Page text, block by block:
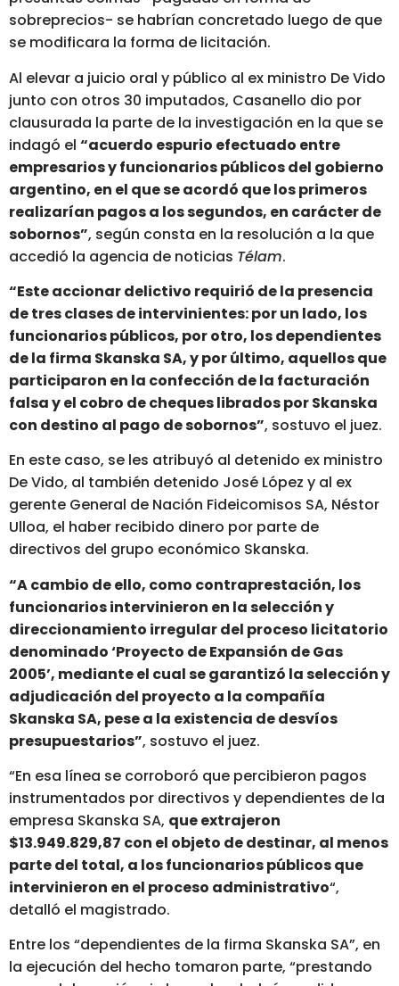
sobreprecios- se habrían concretado luego de que
se modificara la forma de licitación.
Al elevar a juicio oral y público al ex ministro De Vido
junto con otros 30 imputados, Casanello dio por
clausurada la parte de la investigación en la que se
indagó el “acuerdo espurio efectuado entre
empresarios y funcionarios públicos del gobierno
argentino, en el que se acordó que los primeros
realizarían pagos a los segundos, en carácter de
sobornos”, según consta en la resolución a la que
accedió la agencia de noticias Télam.
“Este accionar delictivo requirió de la presencia
de tres clases de intervinientes: por un lado, los
funcionarios públicos, por otro, los dependientes
de la firma Skanska SA, y por último, aquellos que
participaron en la confección de la facturación
falsa y el cobro de cheques librados por Skanska
con destino al pago de sobornos”, sostuvo el juez.
En este caso, se les atribuyó al detenido ex ministro
De Vido, al también detenido José López y al ex
gerente General de Nación Fideicomisos SA, Néstor
Ulloa, el haber recibido dinero por parte de
directivos del grupo económico Skanska.
“A cambio de ello, como contraprestación, los
funcionarios intervinieron en la selección y
direccionamiento irregular del proceso licitatorio
denominado ‘Proyecto de Expansión de Gas
2005’, mediante el cual se garantizó la selección y
adjudicación del proyecto a la compañía
Skanska SA, pese a la existencia de desvíos
presupuestarios”, sostuvo el juez.
“En esa línea se corroboró que percibieron pagos
instrumentados por directivos y dependientes de la
empresa Skanska SA, que extrajeron
$13.949.829,87 con el objeto de destinar, al menos
parte del total, a los funcionarios públicos que
intervinieron en el proceso administrativo“,
detalló el magistrado.
Entre los “dependientes de la firma Skanska SA”, en
la ejecución del hecho tomaron parte, “prestando